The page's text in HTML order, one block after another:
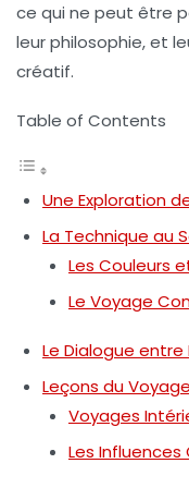
ce qui ne peut être
leur philosophie, et
créatif.
Table of Contents
Une Exploration
La Technique au
Les Couleurs
Le Voyage
Le Dialogue
Leçons du
Voyages
Les Influences